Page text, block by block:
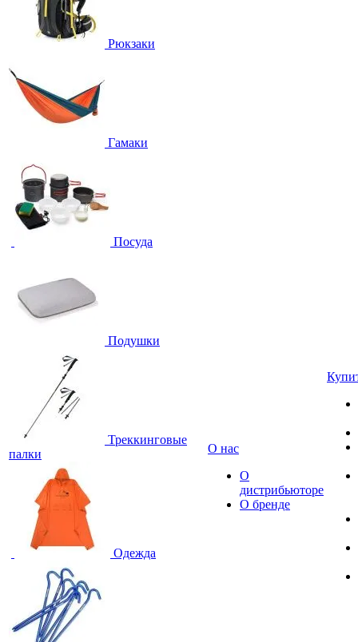
Рюкзаки
Гамаки
Посуда
Подушки
Треккинговые
палки
Одежда
О нас
О
дистрибьюторе
О бренде